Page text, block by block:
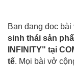
Bạn đang đọc bài
sinh thái sản
INFINITY" tại
tế. Mọi bài vở